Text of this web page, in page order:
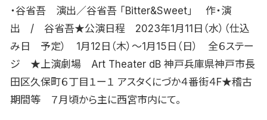
・谷省吾 演出／谷省吾 ｢Bitter&Sweet｣ 作・演
出 / 谷省吾★公演日程 2023年1月11日（水）（仕込
み日 予定） 1月12日（木）〜1月15日（日） 全６ステー
ジ ★上演劇場 Art Theater dB 神戸兵庫県神戸市長
田区久保町６丁目１ー１ アスタくにづか４番街４F★稽古
期間等 ７月頃から主に西宮市内にて。